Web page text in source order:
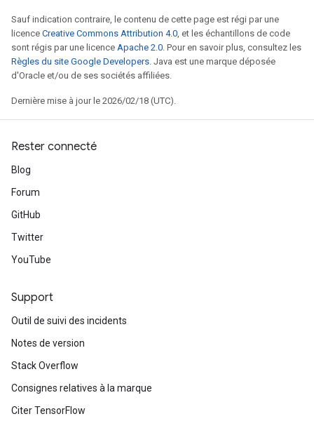
Sauf indication contraire, le contenu de cette page est régi par une
licence Creative Commons Attribution 4.0, et les échantillons de code
sont régis par une licence Apache 2.0. Pour en savoir plus, consultez les
Règles du site Google Developers. Java est une marque déposée
d'Oracle et/ou de ses sociétés affiliées.
Dernière mise à jour le 2026/02/18 (UTC).
Rester connecté
Blog
Forum
GitHub
Twitter
YouTube
Support
Outil de suivi des incidents
Notes de version
Stack Overflow
Consignes relatives à la marque
Citer TensorFlow